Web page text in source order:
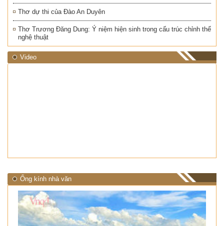
Thơ dự thi của Đào An Duyên
Thơ Trương Đăng Dung: Ý niệm hiện sinh trong cấu trúc chỉnh thể
nghệ thuật
Video
Ống kính nhà văn